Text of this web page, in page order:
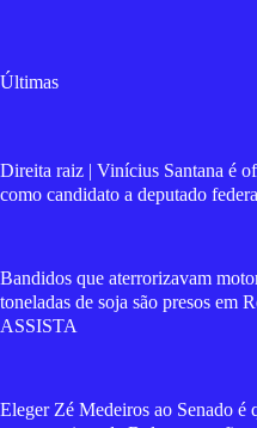
Últimas
Direita raiz | Vinícius Santana é
como candidato a deputado
Bandidos que aterrorizavam
toneladas de soja são presos em
ASSISTA
Eleger Zé Medeiros ao Senado é